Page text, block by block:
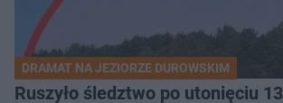
DRAMAT NA JEZIORZE DUROWSKIM
Ruszyło śledztwo po utonięciu